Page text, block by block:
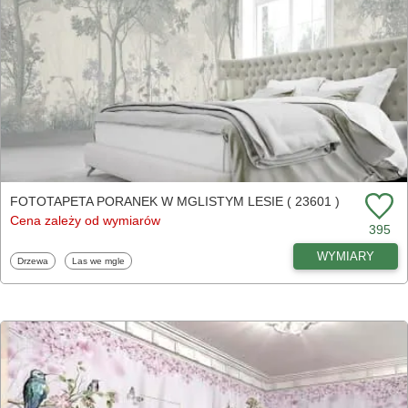
FOTOTAPETA PORANEK W MGLISTYM LESIE ( 23601 )
Cena zależy od wymiarów
395
Fototapety
Drzewa Fototapety
Las we mgle WYMIARY